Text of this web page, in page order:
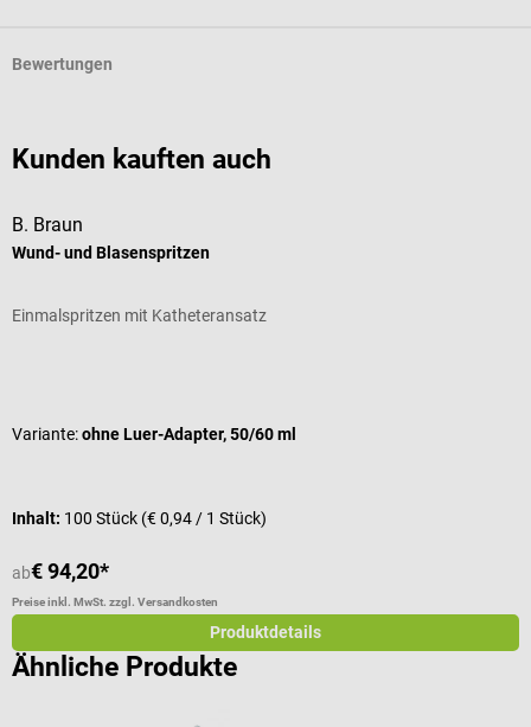
Bewertungen
Kunden kauften auch
B. Braun
Wund- und Blasenspritzen
Einmalspritzen mit Katheteransatz
Variante:ohne Luer-Adapter, 50/60 ml
Inhalt: 100 Stück (€ 0,94 / 1 Stück)
ab€ 94,20*
Preise inkl. MwSt. zzgl. Versandkosten
Produktdetails
Ähnliche Produkte